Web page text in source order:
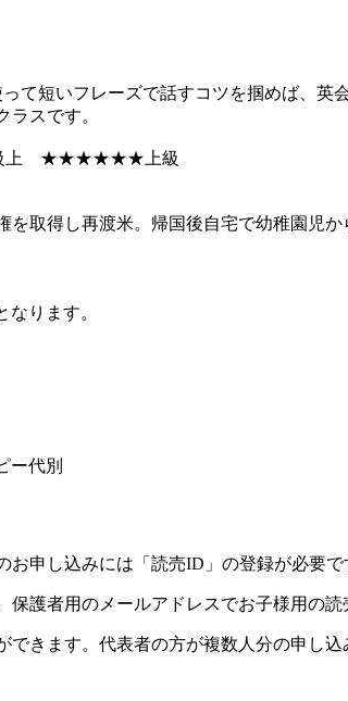
短いフレーズで話すコツを掴めば、英
スです。
上 ★★★★★★上級
取得し再渡米。帰国後自宅で幼稚園児
ります。
ー代別
申し込みには「読売ID」の登録が必要で
護者用のメールアドレスでお子様用の読
きます。代表者の方が複数人分の申し